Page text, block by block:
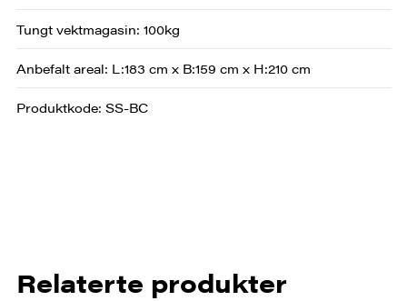
Tungt vektmagasin: 100kg
Anbefalt areal: L:183 cm x B:159 cm x H:210 cm
Produktkode: SS-BC
Relaterte produkter